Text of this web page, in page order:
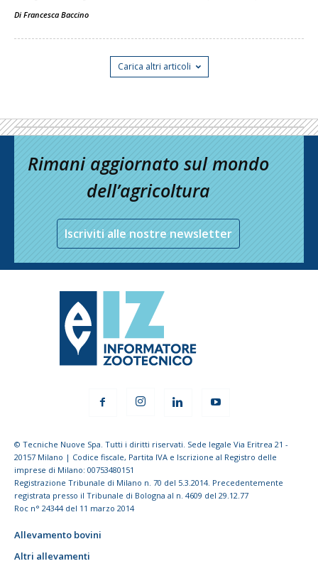
Di Francesca Baccino
Carica altri articoli
Rimani aggiornato sul mondo
dell’agricoltura
Iscriviti alle nostre newsletter
© Tecniche Nuove Spa. Tutti i diritti riservati. Sede legale Via Eritrea 21 -
20157 Milano | Codice fiscale, Partita IVA e Iscrizione al Registro delle
imprese di Milano: 00753480151
Registrazione Tribunale di Milano n. 70 del 5.3.2014. Precedentemente
registrata presso il Tribunale di Bologna al n. 4609 del 29.12.77
Roc n° 24344 del 11 marzo 2014
Allevamento bovini
Altri allevamenti